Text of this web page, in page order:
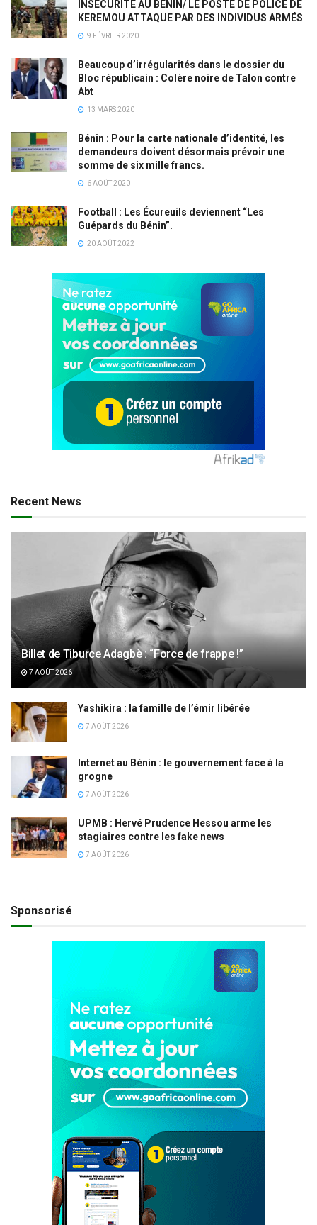
INSÉCURITÉ AU BÉNIN/ LE POSTE DE POLICE DE
KEREMOU ATTAQUE PAR DES INDIVIDUS ARMÉS
9 FÉVRIER 2020
Beaucoup d’irrégularités dans le dossier du
Bloc républicain : Colère noire de Talon contre
Abt
13 MARS 2020
Bénin : Pour la carte nationale d’identité, les
demandeurs doivent désormais prévoir une
somme de six mille francs.
6 AOÛT 2020
Football : Les Écureuils deviennent “Les
Guépards du Bénin”.
20 AOÛT 2022
Recent News
Billet de Tiburce Adagbè : “Force de frappe !”
7 AOÛT 2026
Yashikira : la famille de l’émir libérée
7 AOÛT 2026
Internet au Bénin : le gouvernement face à la
grogne
7 AOÛT 2026
UPMB : Hervé Prudence Hessou arme les
stagiaires contre les fake news
7 AOÛT 2026
Sponsorisé